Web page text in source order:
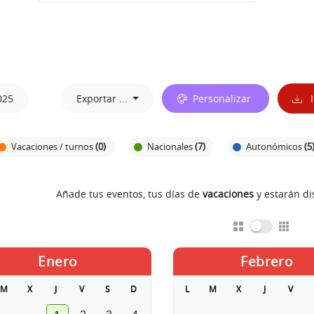
Enero
M X J V S D
Febrero
L M X J V
Añade tus eventos, tus días devacaciones y estarán
Exportar ... Personalizar
Vacaciones / turnos(0) Nacionales(7) Autonómicos